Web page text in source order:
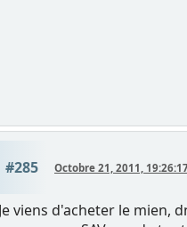
#285 Octobre 21, 2011,
Je viens d'acheter le mien,